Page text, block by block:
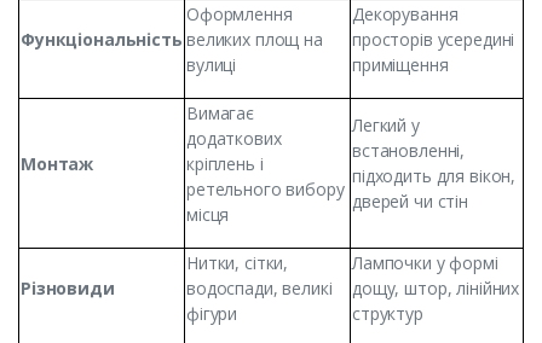
Функціональність
Оформлення
великих площ на
вулиці
Декорування
просторів усередині
приміщення
Монтаж
Вимагає
додаткових
кріплень і
ретельного вибору
місця
Легкий у
встановленні,
підходить для вікон,
дверей чи стін
Різновиди
Нитки, сітки,
водоспади, великі
фігури
Лампочки у формі
дощу, штор, лінійних
структур